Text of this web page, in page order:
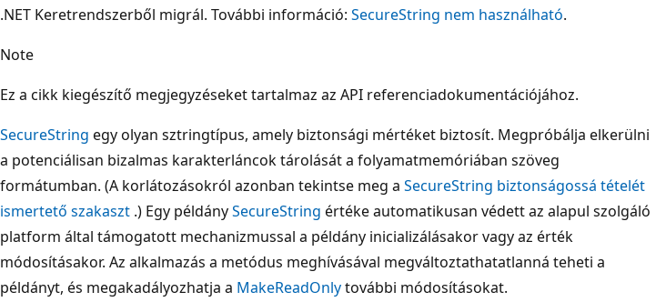
.NET Keretrendszerből migrál. További információ: SecureString nem használható.
Note
Ez a cikk kiegészítő megjegyzéseket tartalmaz az API referenciadokumentációjához.
SecureString egy olyan sztringtípus, amely biztonsági mértéket biztosít. Megpróbálja elkerülni
a potenciálisan bizalmas karakterláncok tárolását a folyamatmemóriában szöveg
formátumban. (A korlátozásokról azonban tekintse meg a SecureString biztonságossá tételét
ismertető szakaszt .) Egy példánySecureString értéke automatikusan védett az alapul szolgáló
platform által támogatott mechanizmussal a példány inicializálásakor vagy az érték
módosításakor. Az alkalmazás a metódus meghívásával megváltoztathatatlanná teheti a
példányt, és megakadályozhatja a MakeReadOnlytovábbi módosításokat.